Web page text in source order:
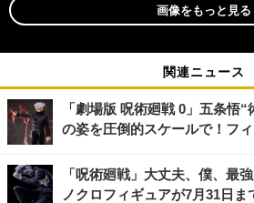
画像をもっと見る
関連ニュース
「劇場版 呪術廻戦 0」五条悟
の姿を圧倒的スケールで！フ
「呪術廻戦」大丈夫、僕、
ノクロフィギュアが7月31日ま